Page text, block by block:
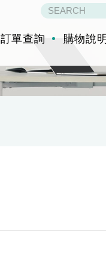
訂單查詢 購物說